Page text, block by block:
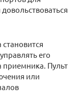
его
Пульт
или